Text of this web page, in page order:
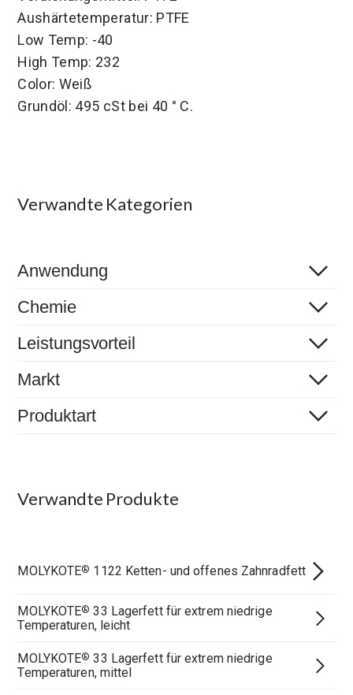
Aushärtetemperatur: PTFE
Low Temp: -40
High Temp: 232
Color: Weiß
Grundöl: 495 cSt bei 40 ° C.
Verwandte Kategorien
Anwendung
Chemie
Leistungsvorteil
Markt
Produktart
Verwandte Produkte
MOLYKOTE® 1122 Ketten- und offenes Zahnradfett
MOLYKOTE® 33 Lagerfett für extrem niedrige
Temperaturen, leicht
MOLYKOTE® 33 Lagerfett für extrem niedrige
Temperaturen, mittel